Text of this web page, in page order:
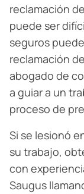
reclamación
puede ser
seguros
reclamación
abogado de
a guiar a un
proceso de
Si se lesionó
su trabajo,
con
Saugus